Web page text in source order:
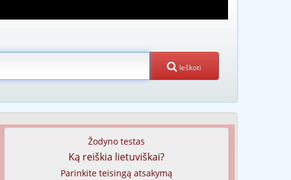
Ieškoti
Žodyno testas
Ką reiškia lietuviškai?
Parinkite teisingą atsakymą